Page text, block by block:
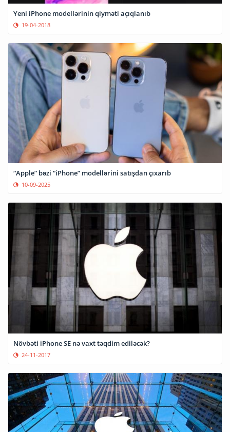
Yeni iPhone modellərinin qiyməti açıqlanıb
19-04-2018
“Apple” bəzi “iPhone” modellərini satışdan çıxarıb
10-09-2025
Növbəti iPhone SE nə vaxt təqdim ediləcək?
24-11-2017